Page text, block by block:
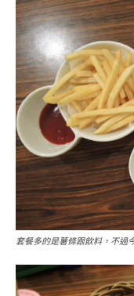
套餐多的是薯條跟飲料，不過